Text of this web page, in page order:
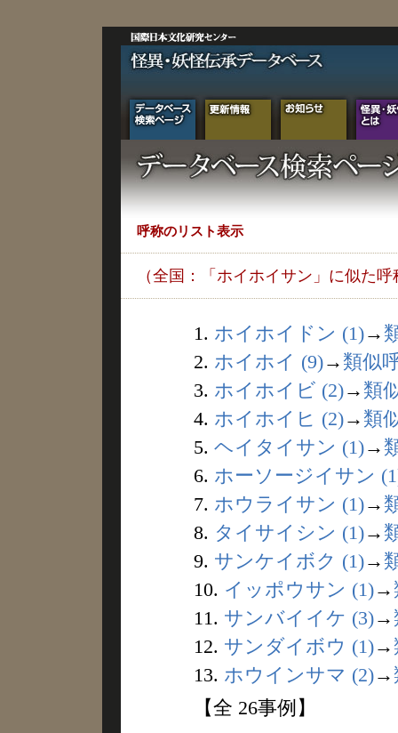
呼称のリスト表示
（全国：「ホイホイサン」に似た呼
1. ホイホイドン (1)→
2. ホイホイ (9)→ 類似
3. ホイホイビ (2)→ 類
4. ホイホイヒ (2)→ 類
5. ヘイタイサン (1)→
6. ホーソージイサン
7. ホウライサン (1)→
8. タイサイシン (1)→
9. サンケイボク (1)→
10. イッポウサン (1)→
11. サンバイイケ (3)→
12. サンダイボウ (1)→
13. ホウインサマ (2)→
【全 26事例】